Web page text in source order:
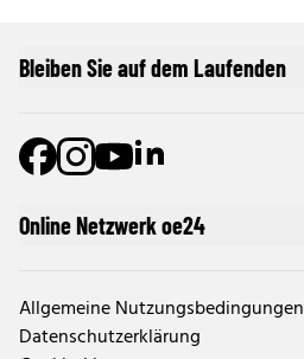
Online Netzwerk oe24
Allgemeine Nutzungsbedingungen
Datenschutzerklärung
Bleiben Sie auf dem Laufenden